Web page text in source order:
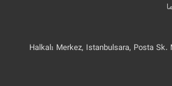
Halkalı Merkez, Istanbulsara, Posta